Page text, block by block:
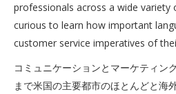
professionals across a wide variety
curious to learn how important
customer service imperatives of
コミュニケーションとマーケティン
まで米国の主要都市のほとんどと海